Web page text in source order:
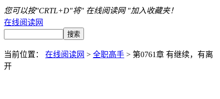
您可以按"CRTL+D"将" 在线阅读网 "加入收藏夹！
在线阅读网
当前位置： 在线阅读网 > 全职高手 > 第0761章 有继续，有离
开